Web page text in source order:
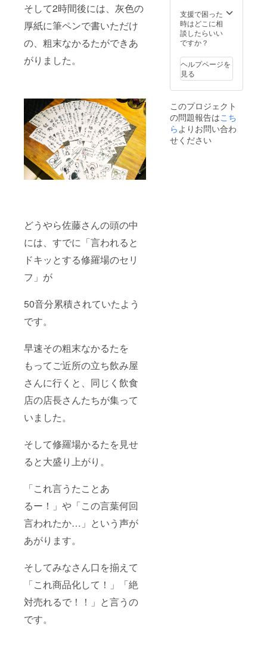
そして2時間後には、灰色の
厚紙に筆ペンで書いただけ
の、粗末なかるたができあ
がりました。
どうやら佐藤さんの頭の中
には、すでに「言われると
ドキッとする修羅場のセリ
フ」が
50音分累積されていたよう
です。
早速その粗末なかるたを
もってご近所の立ち飲み屋
さんに行くと、同じく飲食
店の店長さんたちが集って
いました。
そして修羅場かるたを見せ
ると大盛り上がり。
「これ言うたことあ
るー！」や「この言葉何回
言われたか…」という声が
あがります。
そしてみなさん口を揃えて
「これ商品化して！」「絶
対売れるで！！」と言うの
です。
封後な
るべく
お早め
にお召
りくだ
保存し
てくだ
さい
加熱調
要性：
加熱し
てお召
し上が
さい
クール
宅急便
（冷
しょう
が、に
んに
く)、紹
植物油
脂、ト
ウバン
ジャ
糖、ト
ウチ、
でん
粉、醤
油、
支援で困った
時はどこに相
談したらいい
ですか？
ヘルプページを
見る
このプロジェクト
の問題報告はこち
ら よりお問い合わ
せください